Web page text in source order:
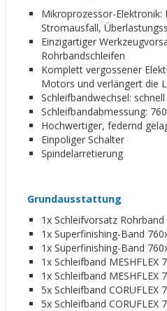
Mikroprozessor-
Stromausfall,
Einzigartiger
Rohrbandschleifen
Komplett vergossener
Motors und verlängert die
Schleifbandwechsel:
Schleifbandabmessung:
Hochwertiger, federnd
Einpoliger Schalter
Spindelarretierung
Grundausstattung
1x Schleifvorsatz Rohrband
1x Superfinishing-Band
1x Superfinishing-Band
1x Schleifband MESHFLEX
1x Schleifband MESHFLEX
5x Schleifband CORUFLEX
5x Schleifband CORUFLEX